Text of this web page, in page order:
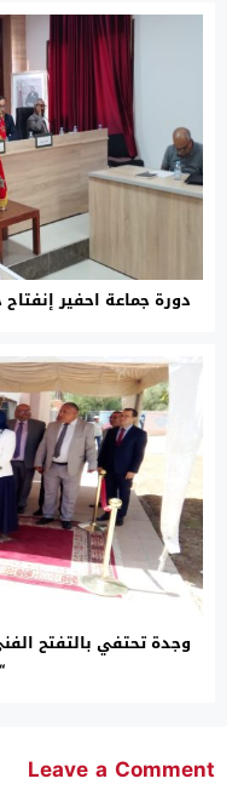
دورة جماعة احفير
وجدة تحتفي بالتفتح
Leave a Comment